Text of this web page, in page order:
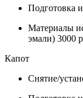
Подготовка
Материалы
эмали) 3000
Капот
Снятие/